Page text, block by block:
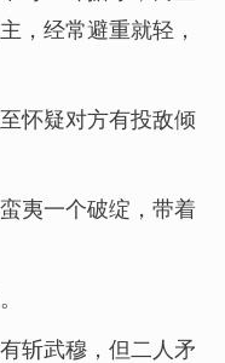
，经常避重就轻，
怀疑对方有投敌倾
夷一个破绽，带着
斩武穆，但二人矛